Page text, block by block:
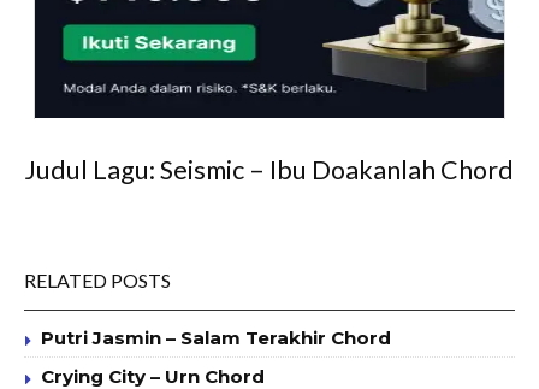
Judul Lagu: Seismic – Ibu Doakanlah Chord
RELATED POSTS
Putri Jasmin – Salam Terakhir Chord
Crying City – Urn Chord